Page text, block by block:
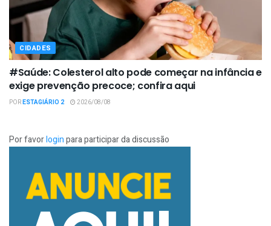
CIDADES
#Saúde: Colesterol alto pode começar na infância e
exige prevenção precoce; confira aqui
PORESTAGIÁRIO 2 2026/08/08
Por favorloginpara participar da discussão